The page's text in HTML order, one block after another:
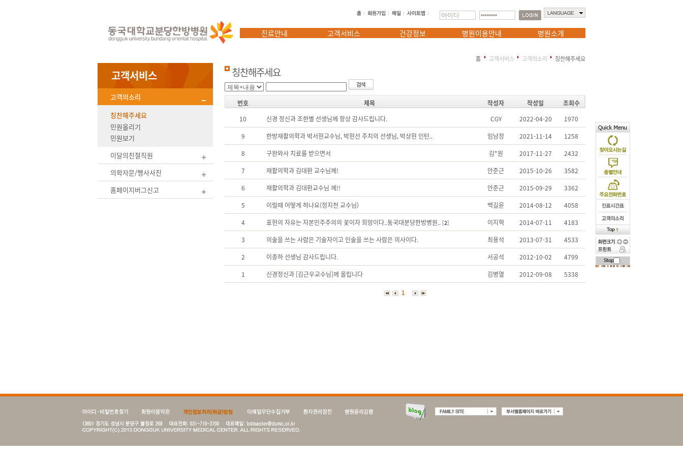
진료안내 고객서비스 건강정보 병원이용안내 병원소개
고객서비스
고객의소리
칭찬해주세요
민원올리기
민원보기
이달의친절직원
의학자문/행사사진
홈페이지버그신고
홈 고객서비스 고객의소리 칭찬해주세요
칭찬해주세요
번호 제목 작성자 작성일
조회수
10
신경 정신과 조한별 선생님께 항상 감사드립니다. CGY 2022-04-20
1970
9
한방재활의학과 박서현교수님, 박현선 주치의 선생님, 박상현 인턴.. 임남정 2021-11-14
1258
8
구완와사 치료를 받으면서 김*원 2017-11-27
2432
7
재활의학과 김대환 교수님께! 안준근 2015-10-26
3582
6
재활의학과 김대환교수님 께!! 안준근 2015-09-29
3362
5
이럴때 어떻게 하나요(정지천 교수님) 백길윤 2014-08-12
4058
4
표현의 자유는 자본민주주의의 꽃이자 희망이다..동국대분당한방병원.. [2] 이지혁 2014-07-11
4183
3
의술을 쓰는 사람은 기술자이고 인술을 쓰는 사람은 의사이다. 최용석 2013-07-31
4533
2
이종하 선생님 감사드립니다. 서공석 2012-10-02
4799
1
신경정신과 [김근우교수님]께 올립니다 김병열 2012-09-08 5338
1